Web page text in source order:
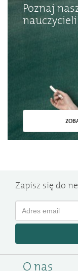
Poznaj
nauczycieli
Zapisz się do
O nas